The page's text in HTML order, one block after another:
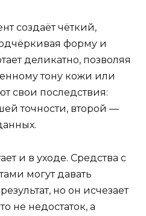
создаёт чёткий,
форму и
деликатно, позволяя
тону кожи или
свои последствия:
точности, второй —
и в уходе. Средства с
могут давать
но он исчезает
не недостаток, а